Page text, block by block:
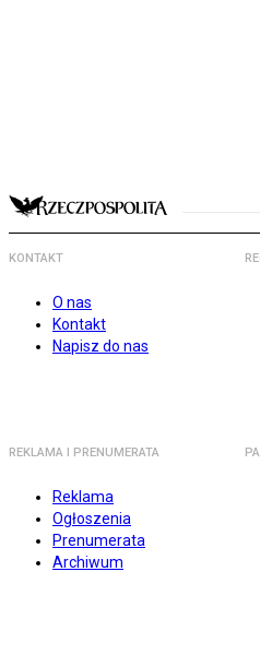
KONTAKT
O nas
Kontakt
Napisz do nas
REKLAMA I PRENUMERATA
Reklama
Ogłoszenia
Prenumerata
Archiwum